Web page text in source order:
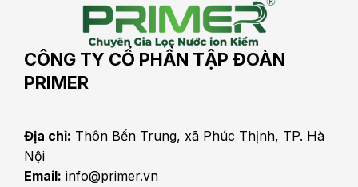
CÔNG TY CỔ PHẦN TẬP ĐOÀN
PRIMER
Địa chỉ: Thôn Bến Trung, xã Phúc Thịnh, TP. Hà
Nội
Email: info@primer.vn